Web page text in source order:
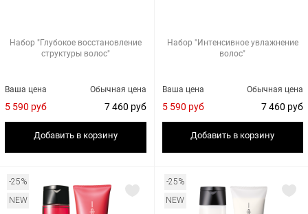
Набор "Глубокое восстановление
структуры волос"
Обычная цена
7 460 руб
Ваша цена
5 590 руб
Добавить в корзину
Набор "Интенсивное увлажнение
волос"
Обычная цена
7 460 руб
Ваша цена
5 590 руб
Добавить в корзину
-25%
NEW
-25%
NEW